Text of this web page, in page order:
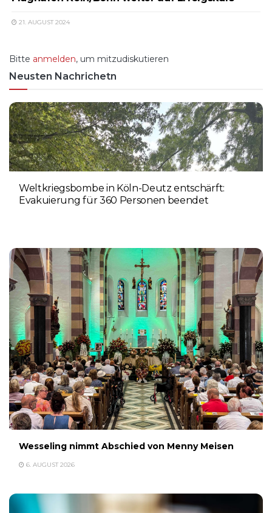
21. AUGUST 2024
Bitte anmelden, um mitzudiskutieren
Neusten Nachrichetn
Weltkriegsbombe in Köln-Deutz entschärft:
Evakuierung für 360 Personen beendet
Wesseling nimmt Abschied von Menny Meisen
6. AUGUST 2026